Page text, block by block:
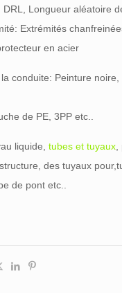
DRL, Longueur aléatoire
Extrémités
en acier
conduite: Peinture
de PE, 3PP etc..
liquide, tubes et tuyaux,
des tuyaux
de pont etc..